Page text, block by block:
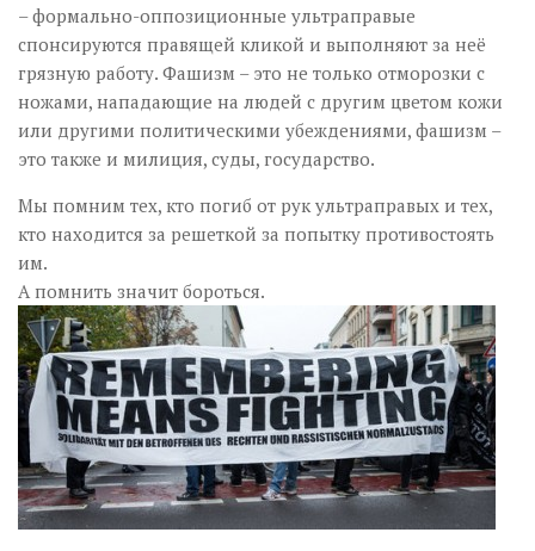
– формально-оппозиционные ультраправые
спонсируются правящей кликой и выполняют за неё
грязную работу. Фашизм – это не только отморозки с
ножами, нападающие на людей с другим цветом кожи
или другими политическими убеждениями, фашизм –
это также и милиция, суды, государство.
Мы помним тех, кто погиб от рук ультраправых и тех,
кто находится за решеткой за попытку противостоять
им.
А помнить значит бороться.